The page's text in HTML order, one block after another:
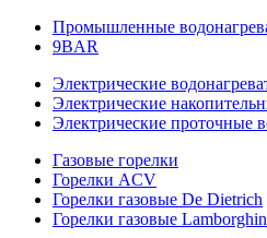
Промышленные
9BAR
Электрические
Электрические
Электрические проточные
Газовые горелки
Горелки ACV
Горелки газовые De Dietrich
Горелки газовые